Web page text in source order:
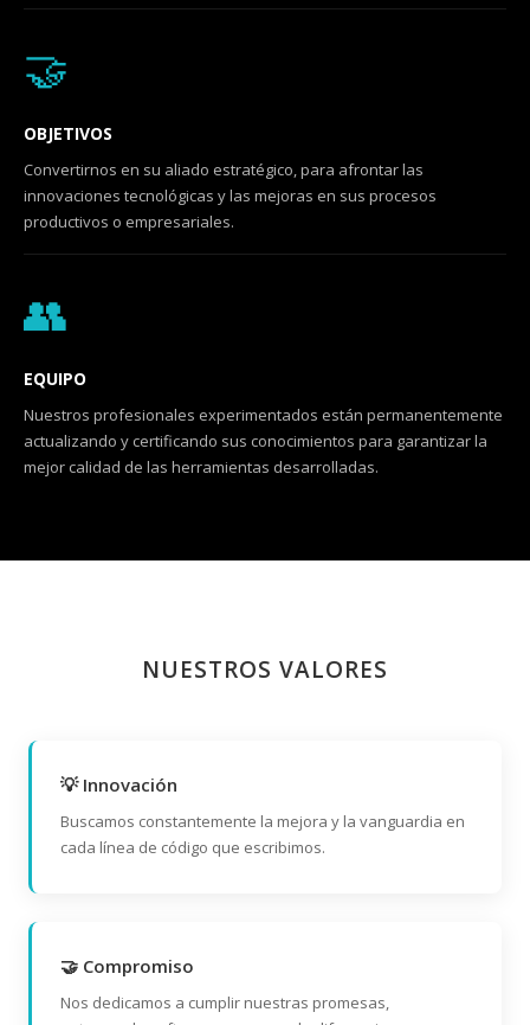
🤝
OBJETIVOS
Convertirnos en su aliado estratégico, para afrontar las
innovaciones tecnológicas y las mejoras en sus procesos
productivos o empresariales.
👥
EQUIPO
Nuestros profesionales experimentados están permanentemente
actualizando y certificando sus conocimientos para garantizar la
mejor calidad de las herramientas desarrolladas.
NUESTROS VALORES
💡 Innovación
Buscamos constantemente la mejora y la vanguardia en
cada línea de código que escribimos.
🤝 Compromiso
Nos dedicamos a cumplir nuestras promesas,